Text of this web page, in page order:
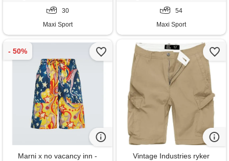
30
Maxi Sport
54
Maxi Sport
Marni x no vacancy inn -
Vintage Industries ryker